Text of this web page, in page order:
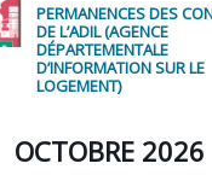
PERMANENCES DES
DE L’ADIL (AGENCE
DÉPARTEMENTALE
D’INFORMATION SUR LE
LOGEMENT)
OCTOBRE 2026